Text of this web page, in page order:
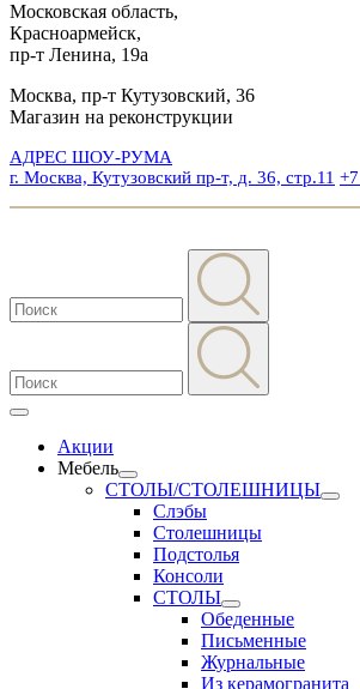
Московская область,
Красноармейск,
пр-т Ленина, 19а
Москва, пр-т Кутузовский, 36
Магазин на реконструкции
АДРЕС ШОУ-РУМА
г. Москва, Кутузовский пр-т, д. 36, стр.11
Акции
Мебель
СТОЛЫ/СТОЛЕШНИЦЫ
Слэбы
Столешницы
Подстолья
Консоли
СТОЛЫ
Обеденные
Письменные
Журнальные
Из керамогранита